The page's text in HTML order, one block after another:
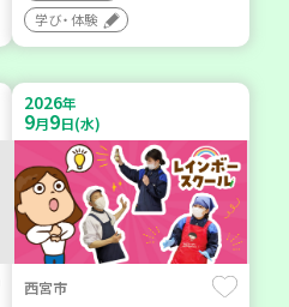
学び・体験
2026年
9月9日(水)
西宮市